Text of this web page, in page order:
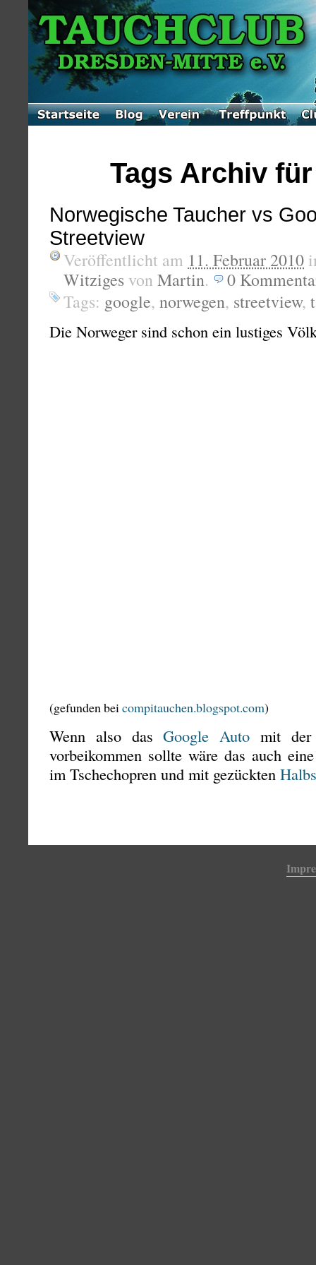
Tags Archiv
Norwegische Taucher vs
Streetview
Veröffentlicht am 11. Februar 2010
Witziges von Martin. 0
Tags: google, norwegen, streetview,
Die Norweger sind schon ein lustiges
(gefunden beicompitauchen.blogspot.com)
Wenn also dasGoogle Auto mit der
vorbeikommen sollte wäre das auch
im Tschechopren und mit gezückten